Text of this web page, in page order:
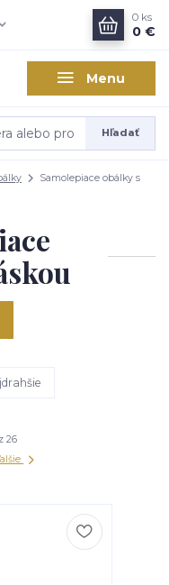
Menu
Hľadať
0 ks
0 €
Samolepiace obálky s
26